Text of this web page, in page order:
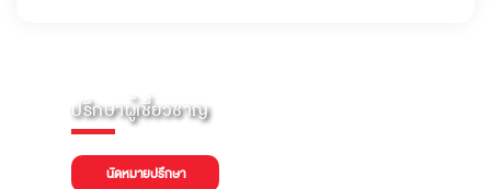
ปรึกษาผู้เชี่ยวชาญ
นัดหมายปรึกษา